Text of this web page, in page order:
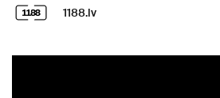
1188.lv